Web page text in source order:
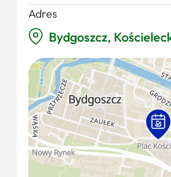
Adres
Bydgoszcz,